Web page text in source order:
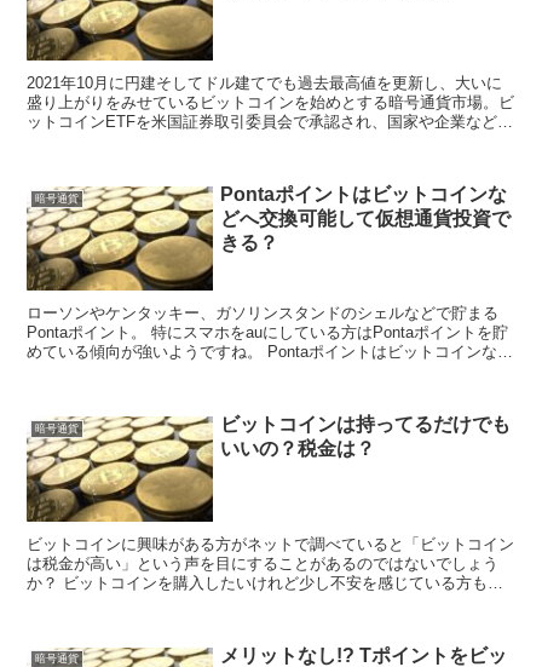
2021年10月に円建そしてドル建てでも過去最高値を更新し、大いに
盛り上がりをみせているビットコインを始めとする暗号通貨市場。ビ
ットコインETFを米国証券取引委員会で承認され、国家や企業などか
暗号通貨
Pontaポイントはビットコインな
どへ交換可能して仮想通貨投資で
きる？
ローソンやケンタッキー、ガソリンスタンドのシェルなどで貯まる
Pontaポイント。 特にスマホをauにしている方はPontaポイントを貯
めている傾向が強いようですね。 Pontaポイントはビットコインなど
暗号通貨
ビットコインは持ってるだけでも
いいの？税金は？
ビットコインに興味がある方がネットで調べていると「ビットコイン
は税金が高い」という声を目にすることがあるのではないでしょう
か？ ビットコインを購入したいけれど少し不安を感じている方も多
暗号通貨
メリットなし!? Tポイントをビッ